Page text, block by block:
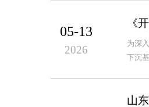
05-13
2026
《
为深
下沉
山